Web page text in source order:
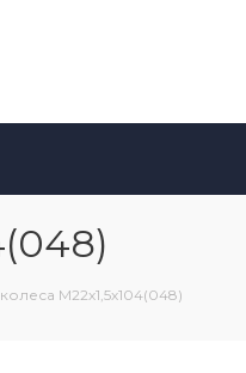
М22х1,5х104(048)